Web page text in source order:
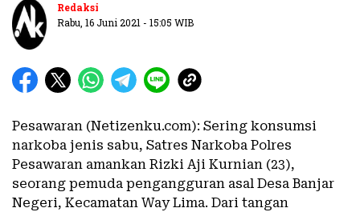
Redaksi
Rabu, 16 Juni 2021 - 15:05 WIB
Pesawaran (Netizenku.com): Sering konsumsi
narkoba jenis sabu, Satres Narkoba Polres
Pesawaran amankan Rizki Aji Kurnian (23),
seorang pemuda pengangguran asal Desa Banjar
Negeri, Kecamatan Way Lima. Dari tangan